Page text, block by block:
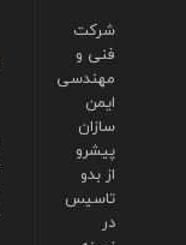
شرکت
فنی و
مهندسی
ایمن
سازان
پیشرو
از بدو
تاسیس
در